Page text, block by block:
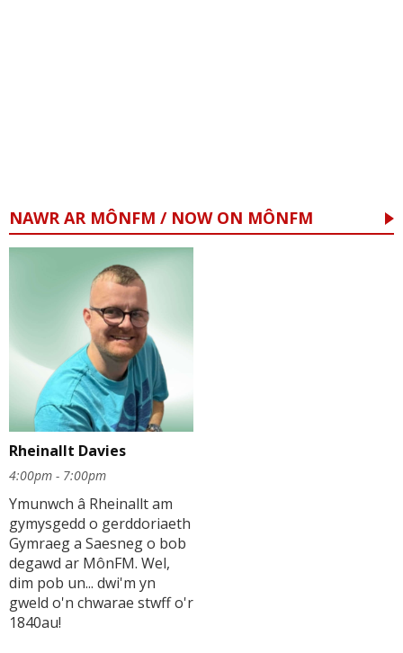
NAWR AR MÔNFM / NOW ON MÔNFM
Rheinallt Davies
4:00pm - 7:00pm
Ymunwch â Rheinallt am
gymysgedd o gerddoriaeth
Gymraeg a Saesneg o bob
degawd ar MônFM. Wel,
dim pob un... dwi'm yn
gweld o'n chwarae stwff o'r
1840au!